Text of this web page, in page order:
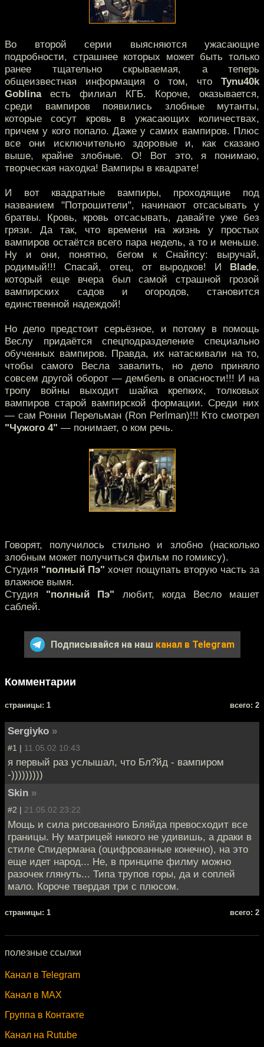
Во второй серии выясняются ужасающие
подробности, страшнее которых может быть только
ранее тщательно скрываемая, а теперь
общеизвестная информация о том, что Tynu40k
Goblinaесть филиал КГБ. Короче, оказывается,
среди вампиров появились злобные мутанты,
которые сосут кровь в ужасающих количествах,
причем у кого попало. Даже у самих вампиров. Плюс
все они исключительно здоровые и, как сказано
выше, крайне злобные. О! Вот это, я понимаю,
творческая находка! Вампиры в квадрате!
И вот квадратные вампиры, проходящие под
названием "Потрошители", начинают отсасывать у
братвы. Кровь, кровь отсасывать, давайте уже без
грязи. Да так, что времени на жизнь у простых
вампиров остаётся всего пара недель, а то и меньше.
Ну и они, понятно, бегом к Снайпсу: выручай,
родимый!!! Спасай, отец, от выродков! И Blade,
который еще вчера был самой страшной грозой
вампирских садов и огородов, становится
единственной надеждой!
Но дело предстоит серьёзное, и потому в помощь
Веслу придаётся спецподразделение специально
обученных вампиров. Правда, их натаскивали на то,
чтобы самого Весла завалить, но дело приняло
совсем другой оборот — дембель в опасности!!! И на
тропу войны выходит шайка крепких, толковых
вампиров старой вампирской формации. Среди них
— сам Ронни Перельман (Ron Perlman)!!! Кто смотрел
"Чужого 4" — понимает, о ком речь.
Говорят, получилось стильно и злобно (насколько
злобным может получиться фильм по гомиксу).
Студия "полный Пэ" хочет пощупать вторую часть за
влажное вымя.
Студия "полный Пэ" любит, когда Весло машет
саблей.
Подписывайся на наш канал в Telegram
Комментарии
cтраницы: 1 всего: 2
Sergiyko »
#1 | 11.05.02 10:43
я первый раз услышал, что Бл?йд - вампиром
-)))))))))
Skin »
#2 | 21.05.02 23:22
Мощь и сила рисованного Бляйда превосходит все
границы. Ну матрицей никого не удивишь, а драки в
стиле Спидермана (оцифрованные конечно), на это
еще идет народ... Не, в принципе филму можно
разочек глянуть... Типа трупов горы, да и соплей
мало. Короче твердая три с плюсом.
cтраницы: 1 всего: 2
полезные ссылки
Канал в Telegram
Канал в MAX
Группа в Контакте
Канал на Rutube